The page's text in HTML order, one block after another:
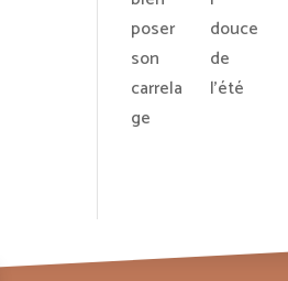
poser
son
carrela
ge
douce
de
l’été